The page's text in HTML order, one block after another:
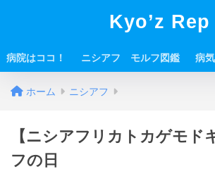
Kyo’z Rep
病院はココ！ ニシアフ モルフ図鑑 病
ホーム ニシアフ
【ニシアフリカトカゲモド
フの日